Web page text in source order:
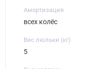
Амортизация
всех колёс
Вес люльки (кг)
5